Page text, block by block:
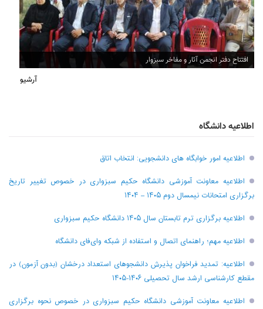
افتتاح دفتر انجمن آثار و مفاخر سبزوار
آرشیو
اطلاعیه دانشگاه
اطلاعیه امور خوابگاه های دانشجویی: انتخاب اتاق
اطلاعیه معاونت آموزشی دانشگاه حکیم سبزواری در خصوص تغییر تاریخ
برگزاری امتحانات نیمسال دوم ۱۴۰۵ – ۱۴۰۴
اطلاعیه برگزاری ترم تابستان سال ۱۴۰۵ دانشگاه حکیم سبزواری
اطلاعیه مهم؛ راهنمای اتصال و استفاده از شبکه وای‌فای دانشگاه
اطلاعیه: تمدید فراخوان پذیرش دانشجو‌های استعداد درخشان (بدون آزمون) در
مقطع کارشناسی ارشد سال تحصیلی ۱۴۰۶-۱۴۰۵
اطلاعیه معاونت آموزشی دانشگاه حکیم سبزواری در خصوص نحوه برگزاری